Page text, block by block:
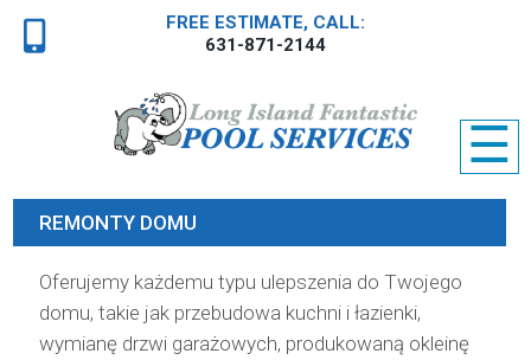
FREE ESTIMATE, CALL:
631-871-2144
☰
REMONTY DOMU
Oferujemy każdemu typu ulepszenia do Twojego
domu, takie jak przebudowa kuchni i łazienki,
wymianę drzwi garażowych, produkowaną okleinę